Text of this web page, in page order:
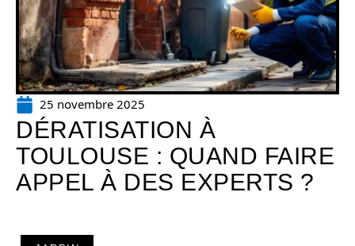
25 novembre 2025
DÉRATISATION À
TOULOUSE : QUAND FAIRE
APPEL À DES EXPERTS ?